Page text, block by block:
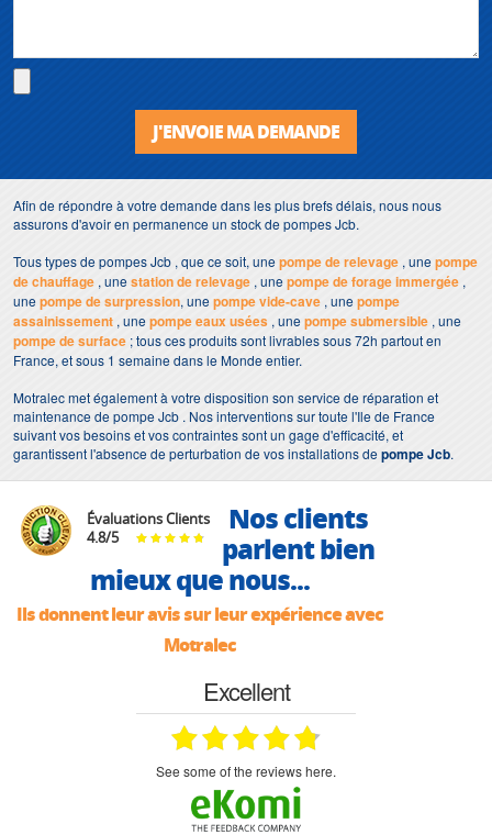
J'ENVOIE MA DEMANDE
Afin de répondre à votre demande dans les plus brefs délais, nous nous
assurons d'avoir en permanence un stock de pompes Jcb.
Tous types de pompes Jcb , que ce soit, unepompe de relevage , unepompe
de chauffage , unestation de relevage , unepompe de forage immergée ,
unepompe de surpression, unepompe vide-cave , unepompe
assainissement , unepompe eaux usées , unepompe submersible , une
pompe de surface ; tous ces produits sont livrables sous 72h partout en
France, et sous 1 semaine dans le Monde entier.
Motralec met également à votre disposition son service de réparation et
maintenance de pompe Jcb . Nos interventions sur toute l'Ile de France
suivant vos besoins et vos contraintes sont un gage d'efficacité, et
garantissent l'absence de perturbation de vos installations depompe Jcb.
Évaluations Clients
4.8/5
Nos clients
parlent bien
mieux que nous...
Ils donnent leur avis sur leur expérience avec
Motralec
Excellent
see some of the reviews here.